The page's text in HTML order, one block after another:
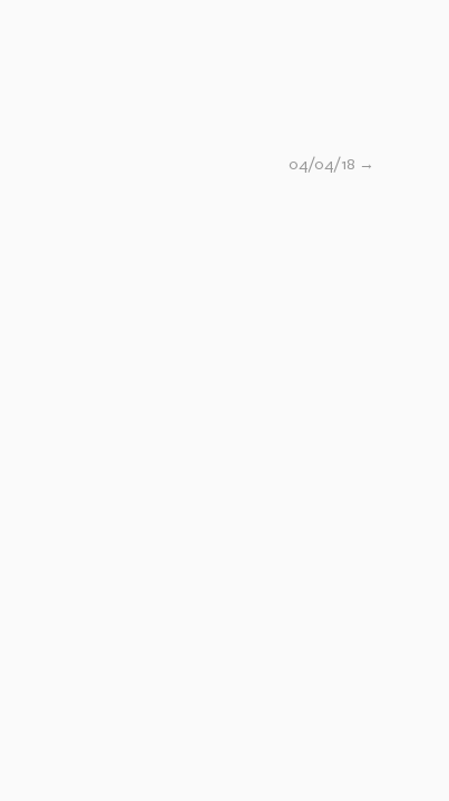
​04/04/18 →